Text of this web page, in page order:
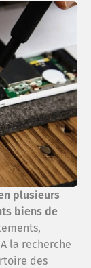
plusieurs
biens de
la recherche
des